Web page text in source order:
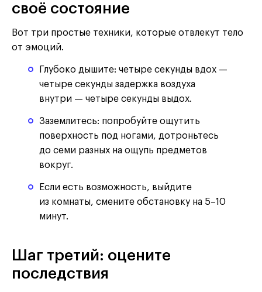
своё состояние
Вот три простые техники, которые отвлекут тело
от эмоций.
Глубоко дышите: четыре секунды вдох —
четыре секунды задержка воздуха
внутри — четыре секунды выдох.
Заземлитесь: попробуйте ощутить
поверхность под ногами, дотроньтесь
до семи разных на ощупь предметов
вокруг.
Если есть возможность, выйдите
из комнаты, смените обстановку на 5–10
минут.
Шаг третий: оцените
последствия